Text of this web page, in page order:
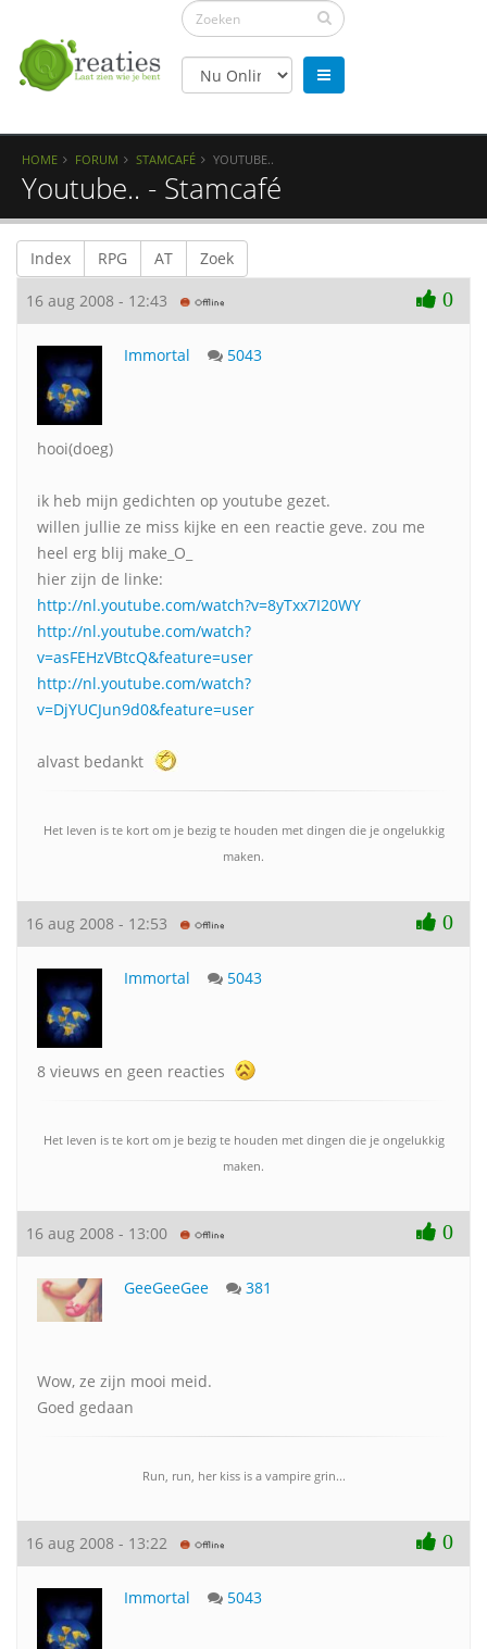
HOME FORUM STAMCAFÉ YOUTUBE..
Youtube.. - Stamcafé
Index RPG AT Zoek
16 aug 2008 - 12:43 0
Immortal 5043
hooi(doeg)
ik heb mijn gedichten op youtube gezet.
willen jullie ze miss kijke en een reactie geve. zou me
heel erg blij make_O_
hier zijn de linke:
http://nl.youtube.com/watch?v=8yTxx7I20WY
http://nl.youtube.com/watch?
v=asFEHzVBtcQ&feature=user
http://nl.youtube.com/watch?
v=DjYUCJun9d0&feature=user
alvast bedankt
Het leven is te kort om je bezig te houden met dingen die je ongelukkig
maken.
16 aug 2008 - 12:53 0
Immortal 5043
8 vieuws en geen reacties
Het leven is te kort om je bezig te houden met dingen die je ongelukkig
maken.
16 aug 2008 - 13:00 0
GeeGeeGee 381
Wow, ze zijn mooi meid.
Goed gedaan
Run, run, her kiss is a vampire grin...
16 aug 2008 - 13:22 0
Immortal 5043